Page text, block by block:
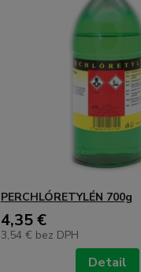
PERCHLÓRETYLÉN 700g
4,35 €
3,54 € bez DPH
Detail